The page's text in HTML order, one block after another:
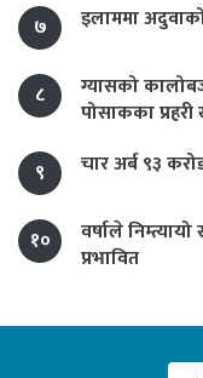
७ इलाममा
८
ग्यासको
पोसाकका
९
चार अर्ब ९३
१०
वर्षाले
प्रभावित